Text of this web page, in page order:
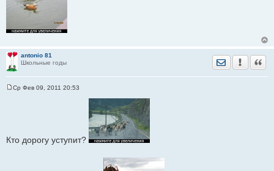
antonio 81
Школьные годы
Отправить
и
Ср Фев 09, 2011 20:53
Кто дорогу уступит?